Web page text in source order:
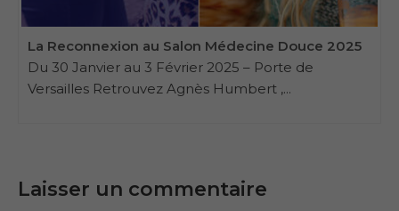
La Reconnexion au Salon Médecine Douce 2025
Du 30 Janvier au 3 Février 2025 – Porte de
Versailles Retrouvez Agnès Humbert ,...
Laisser un commentaire